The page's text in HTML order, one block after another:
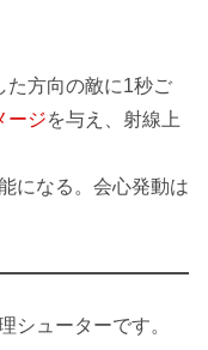
た方向の敵に1秒ご
ージを与え、射線上
になる。会心発動は
シューターです。